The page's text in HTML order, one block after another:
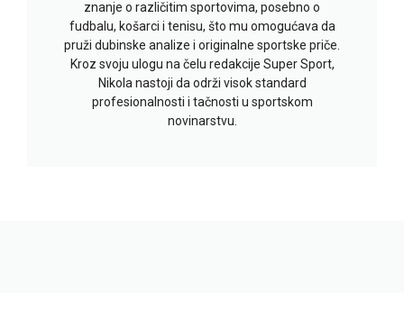
znanje o različitim sportovima, posebno o
fudbalu, košarci i tenisu, što mu omogućava da
pruži dubinske analize i originalne sportske priče.
Kroz svoju ulogu na čelu redakcije Super Sport,
Nikola nastoji da održi visok standard
profesionalnosti i tačnosti u sportskom
novinarstvu.